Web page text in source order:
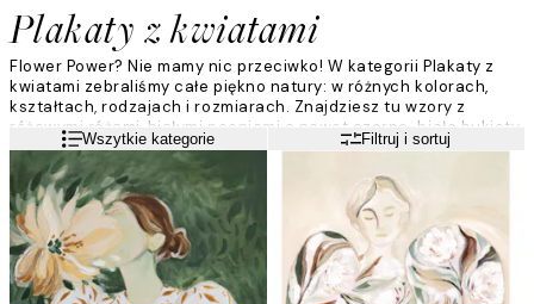
Plakaty z kwiatami
Flower Power? Nie mamy nic przeciwko! W kategorii Plakaty z
kwiatami zebraliśmy całe piękno natury: w różnych kolorach,
kształtach, rodzajach i rozmiarach. Znajdziesz tu wzory z
różowymi różami, białymi peoniami a nawet czarno-białe bukiety.
W swoim domu możesz mieć tyle plakatów z kwiatami, ile tylko
chcesz.
Czytaj więcejWszytkie kategorie Filtruj i sortuj